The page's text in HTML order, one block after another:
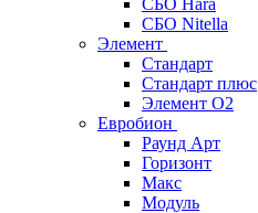
СБО Hara
СБО Nitella
Элемент
Стандарт
Стандарт плюс
Элемент О2
Евробион
Раунд Арт
Горизонт
Макс
Модуль